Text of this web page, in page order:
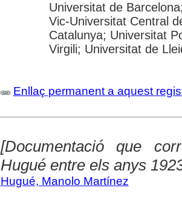
Universitat de
Vic-Universitat Central
Catalunya; Universitat
Virgili; Universitat de
Enllaç permanent a aquest
[Documentació que
Hugué entre els anys
Hugué, Manolo Martínez